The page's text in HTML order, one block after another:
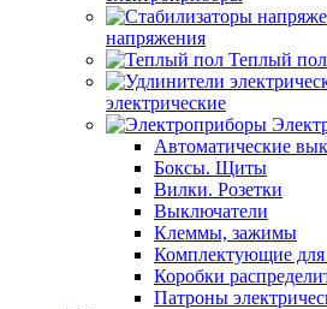
напряжения
Теплый пол
электрические
Автоматические
Боксы. Щиты
Вилки. Розетки
Выключатели
Клеммы, зажимы
Комплектующие
Коробки
Патроны